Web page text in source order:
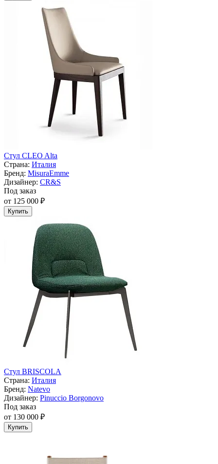
Стул CLEO Alta
Страна: Италия
Бренд: MisuraEmme
Дизайнер: CR&S
Под заказ
от 125 000 ₽
Купить
Стул BRISCOLA
Страна: Италия
Бренд: Natevo
Дизайнер: Pinuccio Borgonovo
Под заказ
от 130 000 ₽
Купить